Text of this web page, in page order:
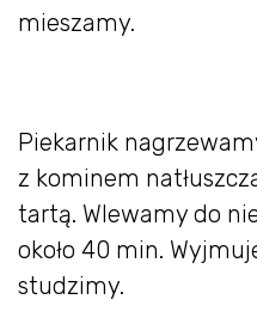
mieszamy.
Piekarnik
z kominem
tartą. Wlewamy do
około 40 min.
studzimy.